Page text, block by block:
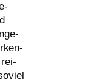
rei­